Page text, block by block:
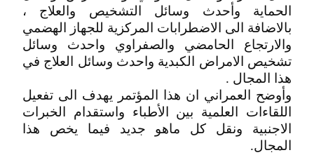
الحماية وأحدث وسائل التشخيص والعلاج ،
بالاضافة الى الاضطرابات المركزية للجهاز الهضمي
والارتجاع الحامضي والصفراوي واحدث وسائل
تشخيص الامراض الكبدية واحدث وسائل العلاج في
هذا المجال .
وأوضح العمراني ان هذا المؤتمر يهدف الى تفعيل
اللقاءات العلمية بين الأطباء واستقدام الخبرات
الاجنبية ونقل كل ماهو جديد فيما يخص هذا
المجال.